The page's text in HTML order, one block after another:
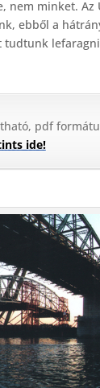
nem minket. Az
ebből a
tudtunk
pdf
ide!